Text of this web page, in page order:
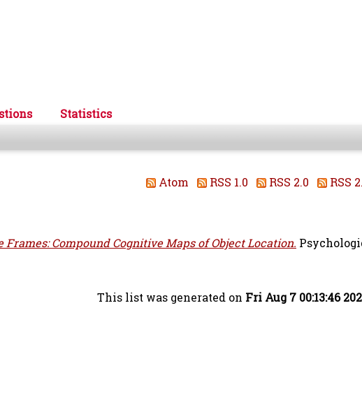
Statistics
Atom RSS 1.0 RSS 2.0 RSS
Frames: Compound Cognitive Maps of Object Location.
This list was generated on Fri Aug 7 00:13:46